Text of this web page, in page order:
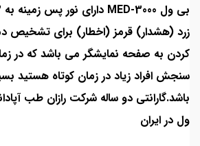
زرد (هشدار) قرمز (اخطار) برای تشخیص
کردن به صفحه نمایشگر می باشد که در
سنجش افراد زیاد در زمان کوتاه هستید
باشد.گارانتی دو ساله شرکت رازان طب
ول در ایران